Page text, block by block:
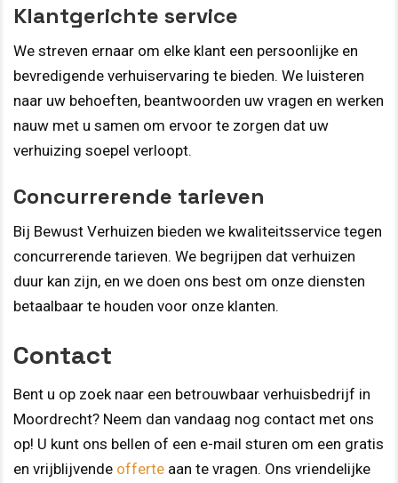
Klantgerichte service
We streven ernaar om elke klant een persoonlijke en
bevredigende verhuiservaring te bieden. We luisteren
naar uw behoeften, beantwoorden uw vragen en werken
nauw met u samen om ervoor te zorgen dat uw
verhuizing soepel verloopt.
Concurrerende tarieven
Bij Bewust Verhuizen bieden we kwaliteitsservice tegen
concurrerende tarieven. We begrijpen dat verhuizen
duur kan zijn, en we doen ons best om onze diensten
betaalbaar te houden voor onze klanten.
Contact
Bent u op zoek naar een betrouwbaar verhuisbedrijf in
Moordrecht? Neem dan vandaag nog contact met ons
op! U kunt ons bellen of een e-mail sturen om een gratis
en vrijblijvende offerte aan te vragen. Ons vriendelijke